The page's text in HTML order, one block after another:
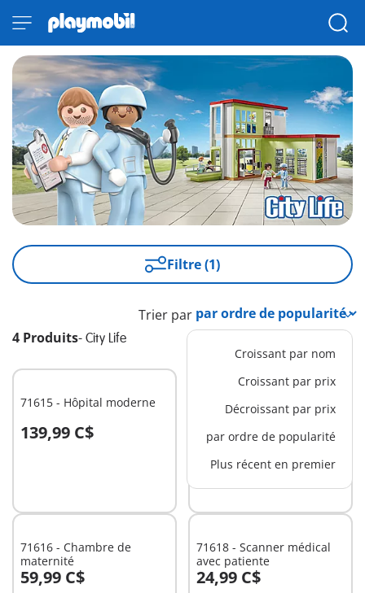
Filtre (1)
4 Produits- City Life
Trier par
Croissant par nom
Croissant par prix
Décroissant par prix
par ordre de popularité
Plus récent en premier
71615 - Hôpital moderne
139,99 C$
Au panier
71617 - Atelier de
kinésithérapie
39,99 C$
Au panier
71616 - Chambre de
maternité
59,99 C$
Au panier
71618 - Scanner médical
avec patiente
24,99 C$
Au panier